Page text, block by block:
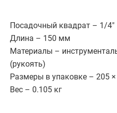
Посадочный квадрат – 1/4"
Длина – 150 мм
Материалы –
(рукоять)
Размеры в упаковке – 205
Вес – 0.105 кг